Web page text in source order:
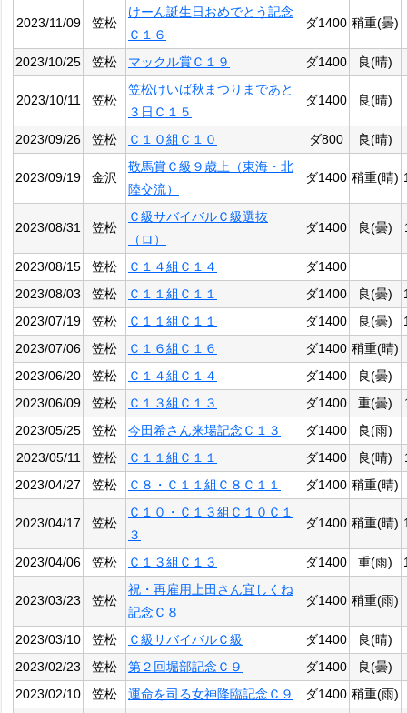
2023/11/09 笠松
けーん誕生日おめでとう記念
Ｃ１６
ダ1400 稍重(曇)
2023/10/25 笠松 マックル賞Ｃ１９ ダ1400 良(晴)
2023/10/11 笠松
笠松けいば秋まつりまであと
３日Ｃ１５
ダ1400 良(晴)
2023/09/26 笠松 Ｃ１０組Ｃ１０ ダ800 良(晴)
2023/09/19 金沢
敬馬賞Ｃ級９歳上（東海・北
陸交流）
ダ1400 稍重(晴)
2023/08/31 笠松
Ｃ級サバイバルＣ級選抜
（ロ）
ダ1400 良(曇)
2023/08/15 笠松 Ｃ１４組Ｃ１４
ダ1400
2023/08/03
笠松 Ｃ１１組Ｃ１１ ダ1400 良(曇)
2023/07/19
笠松 Ｃ１１組Ｃ１１ ダ1400 良(曇)
2023/07/06
笠松 Ｃ１６組Ｃ１６ ダ1400 稍重(晴)
2023/06/20
笠松 Ｃ１４組Ｃ１４ ダ1400
良(曇)
2023/06/09
笠松 Ｃ１３組Ｃ１３ ダ1400 重(曇)
2023/05/25
笠松 今田希さん来場記念Ｃ１３ ダ1400
良(雨)
2023/05/11
笠松 Ｃ１１組Ｃ１１ ダ1400 良(晴)
2023/04/27
笠松 Ｃ８・Ｃ１１組Ｃ８Ｃ１１ ダ1400 稍重(晴)
2023/04/17 笠松
Ｃ１０・Ｃ１３組Ｃ１０Ｃ１
３
ダ1400 稍重(晴)
2023/04/06 笠松 Ｃ１３組Ｃ１３ ダ1400 重(雨)
2023/03/23 笠松
祝・再雇用上田さん宜しくね
記念Ｃ８
ダ1400 稍重(雨)
2023/03/10 笠松 Ｃ級サバイバルＣ級 ダ1400
良(晴)
2023/02/23
笠松 第２回堀部記念Ｃ９ ダ1400
良(曇)
2023/02/10
笠松 運命を司る女神降臨記念Ｃ９ ダ1400 稍重(雨)